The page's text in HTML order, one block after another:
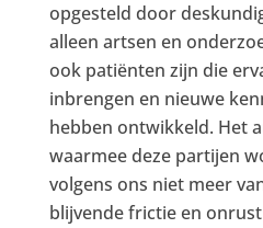
opgesteld door
alleen artsen en
ook patiënten zijn die
inbrengen en nieuwe
hebben ontwikkeld. Het
waarmee deze partijen
volgens ons niet meer
blijvende frictie en